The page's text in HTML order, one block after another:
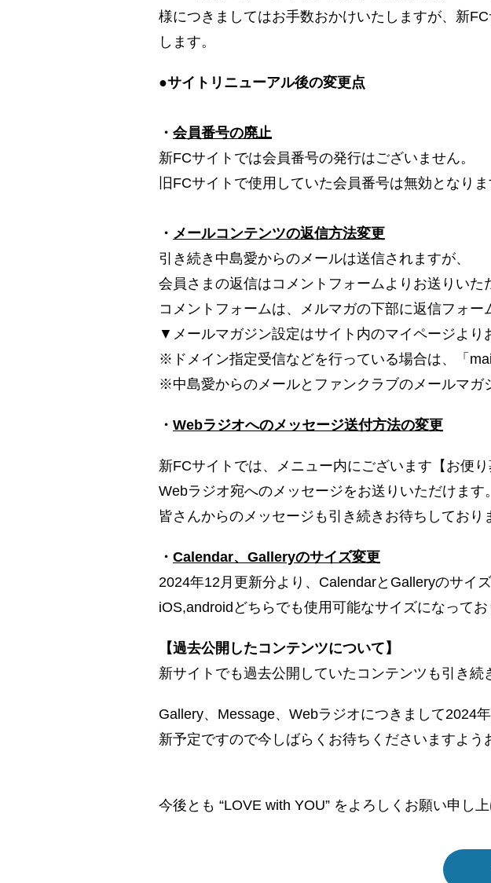
様につきましてはお手数おかけいたしますが、新
します。
●サイトリニューアル後の変更点
・ 会員番号の廃止
新FCサイトでは会員番号の発行はございません。
旧FCサイトで使用していた会員番号は無効となりま
・ メールコンテンツの返信方法変更
引き続き中島愛からのメールは送信されますが、
会員さまの返信はコメントフォームよりお送りいた
コメントフォームは、メルマガの下部に返信フォ
▼メールマガジン設定はサイト内のマイページより
※ドメイン指定受信などを行っている場合は、「
※中島愛からのメールとファンクラブのメールマガ
・ Webラジオへのメッセージ送付方法の変更
新FCサイトでは、メニュー内にございます【お便り
Webラジオ宛へのメッセージをお送りいただけます。
皆さんからのメッセージも引き続きお待ちしており
・ Calendar、Galleryのサイズ変更
2024年12月更新分より、CalendarとGalleryのサイ
iOS,androidどちらでも使用可能なサイズになってお
【過去公開したコンテンツについて】
新サイトでも過去公開していたコンテンツも引き続
Gallery、Message、Webラジオにつきまして2024
新予定ですので今しばらくお待ちくださいますよう
今後とも “LOVE with YOU” をよろしくお願い申し上